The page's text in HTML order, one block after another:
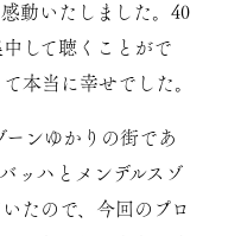
動いたしました。40
して聴くことがで
本当に幸せでした。
ーンゆかりの街であ
ッハとメンデルスゾ
たので、今回のプロ